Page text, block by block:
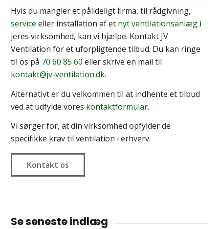
Hvis du mangler et pålideligt firma, til rådgivning,
service eller installation af et nyt ventilationsanlæg i
jeres virksomhed, kan vi hjælpe. Kontakt JV
Ventilation for et uforpligtende tilbud. Du kan ringe
til os på 70 60 85 60 eller skrive en mail til
kontakt@jv-ventilation.dk.
Alternativt er du velkommen til at indhente et tilbud
ved at udfylde vores kontaktformular.
Vi sørger for, at din virksomhed opfylder de
specifikke krav til ventilation i erhverv.
Kontakt os
Se seneste indlæg